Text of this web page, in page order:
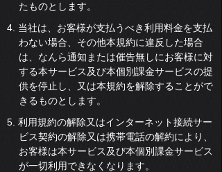
たものとします。
4. 当社は、お客様が支払うべき利用料金を支払
わない場合、その他本規約に違反した場合
は、なんら通知または催告無しにお客様に対
する本サービス及び本個別課金サービスの提
供を停止し、又は本規約を解除することがで
きるものとします。
5. 利用規約の解除又はインターネット接続サー
ビス契約の解除又は携帯電話の解約により、
お客様は本サービス及び本個別課金サービス
が一切利用できなくなります。